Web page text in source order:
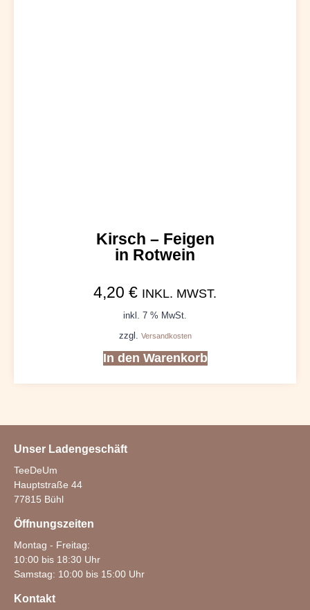
Kirsch – Feigen
in Rotwein
4,20 € INKL. MWST.
inkl. 7 % MwSt.
zzgl. Versandkosten
In den Warenkorb
Unser Ladengeschäft
TeeDeUm
Hauptstraße 44
77815 Bühl
Öffnungszeiten
Montag - Freitag:
10:00 bis 18:30 Uhr
Samstag: 10:00 bis 15:00 Uhr
Kontakt